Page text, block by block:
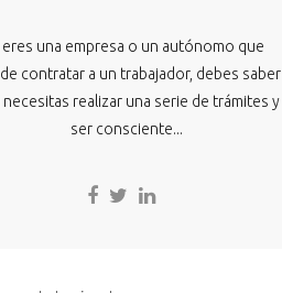
eres una empresa o un autónomo que
contratar a un trabajador, debes saber
necesitas realizar una serie de trámites y
ser consciente...